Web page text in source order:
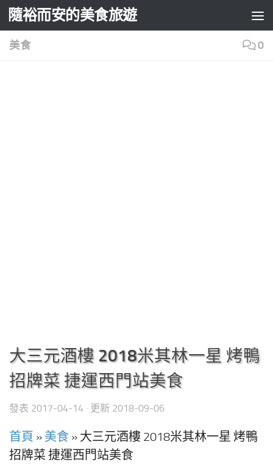
Skip to content
隨裕而安的美食旅遊
美食 0
大三元酒樓 2018米其林一星 烤鴨
招牌菜 捷運西門站美食
發表 2017-04-14 · 更新 2018-09-06
首頁 » 美食 » 大三元酒樓 2018米其林一星 烤鴨
招牌菜 捷運西門站美食